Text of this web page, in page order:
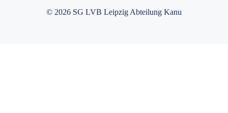
© 2026 SG LVB Leipzig Abteilung Kanu